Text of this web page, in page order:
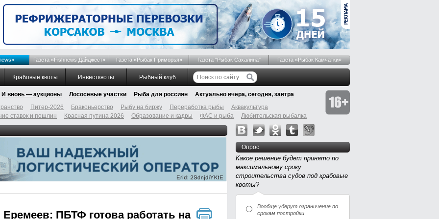
Газета «Fishnews Дайджест» Газета «Рыбак Приморья» Газета "Рыбак Сахалина" Газета «Рыбак Камчатки»
Крабовые квоты Инвестквоты Рыбный клуб
И вновь — аукционы Лососевые участки Рыба для россиян
Актуально вчера, сегодня, завтра
Питер-2026 Браконьерство Рыбу на биржу Переработка рыбы
Аквакультура
ставок и пошлин Красная путина 2026 Образование и кадры ФАС и рыба Любительская рыбалка
Еремеев: ПБТФ готова работать на
Опрос
Какое решение будет принято по
максимальному сроку
строительства судов под крабовые
квоты?
Вообще уберут ограничение по
срокам постройки